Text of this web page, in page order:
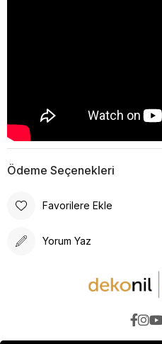
Ödeme Seçenekleri
Favorilere Ekle
Yorum Yaz